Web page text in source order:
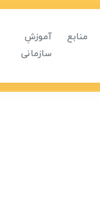
منابع
آموزشِ
سازمانی